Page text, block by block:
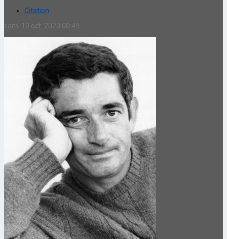
Citation
sam. 10 oct. 2020 00:49